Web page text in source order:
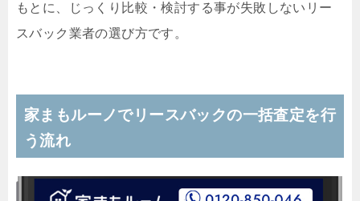
もとに、じっくり比較・検討する事が失敗しないリー
スバック業者の選び方です。
家まもルーノでリースバックの一括査定を行
う流れ